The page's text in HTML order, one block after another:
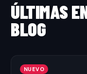
ÚLTIMAS
BLOG
NUEVO